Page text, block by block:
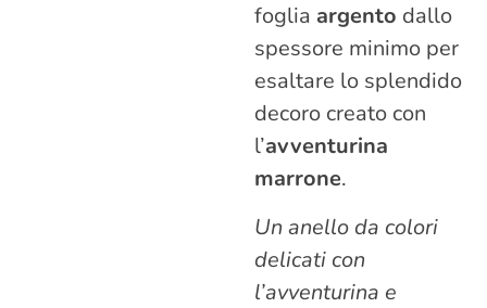
foglia argento dallo
spessore minimo per
esaltare lo splendido
decoro creato con
l’avventurina
marrone.
Un anello da colori
delicati con
l’avventurina e